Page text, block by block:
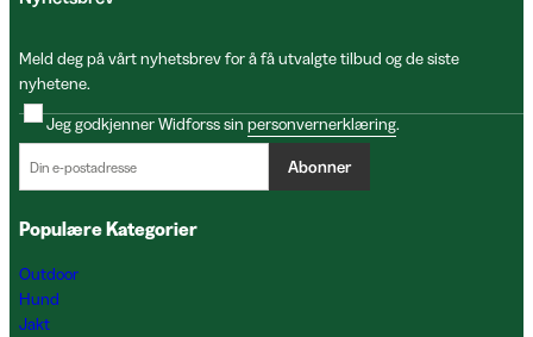
Meld deg på vårt nyhetsbrev for å få utvalgte tilbud og de siste
nyhetene.
Jeg godkjenner Widforss sin personvernerklæring.
Abonner
Populære Kategorier
Outdoor
Hund
Jakt